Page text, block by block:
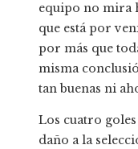
equipo no mira
que está por
por más que
misma
tan buenas ni
Los cuatro
daño a la